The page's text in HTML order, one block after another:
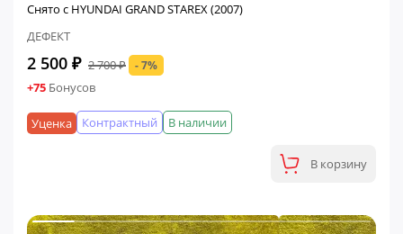
Снято с HYUNDAI GRAND STAREX (2007)
ДЕФЕКТ
2 500 ₽ 2 700 ₽ - 7%
+75 Бонусов
В наличии
Контрактный
Уценка
В корзину